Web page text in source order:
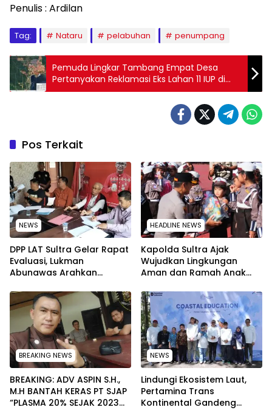
Penulis : Ardilan
Tag: Nataru pelabuhan penumpang
Pemuda Lingkar Tambang Empat Desa
Pertanyakan Reklamasi Eks Lahan 11 IUP di
Konut
Pos Terkait
NEWS
‎DPP LAT Sultra Gelar Rapat
Evaluasi, Lukman
Abunawas Arahkan
Secara Rutin dan
Menyeluruh
HEADLINE NEWS
Kapolda Sultra Ajak
Wujudkan Lingkungan
Aman dan Ramah Anak
Nasional 2026
BREAKING NEWS
BREAKING: ADV ASPIN S.H.,
M.H BANTAH KERAS PT SJAP
“PLASMA 20% SEJAK 2023
NEWS
Lindungi Ekosistem Laut,
Pertamina Trans
Kontinental Gandeng